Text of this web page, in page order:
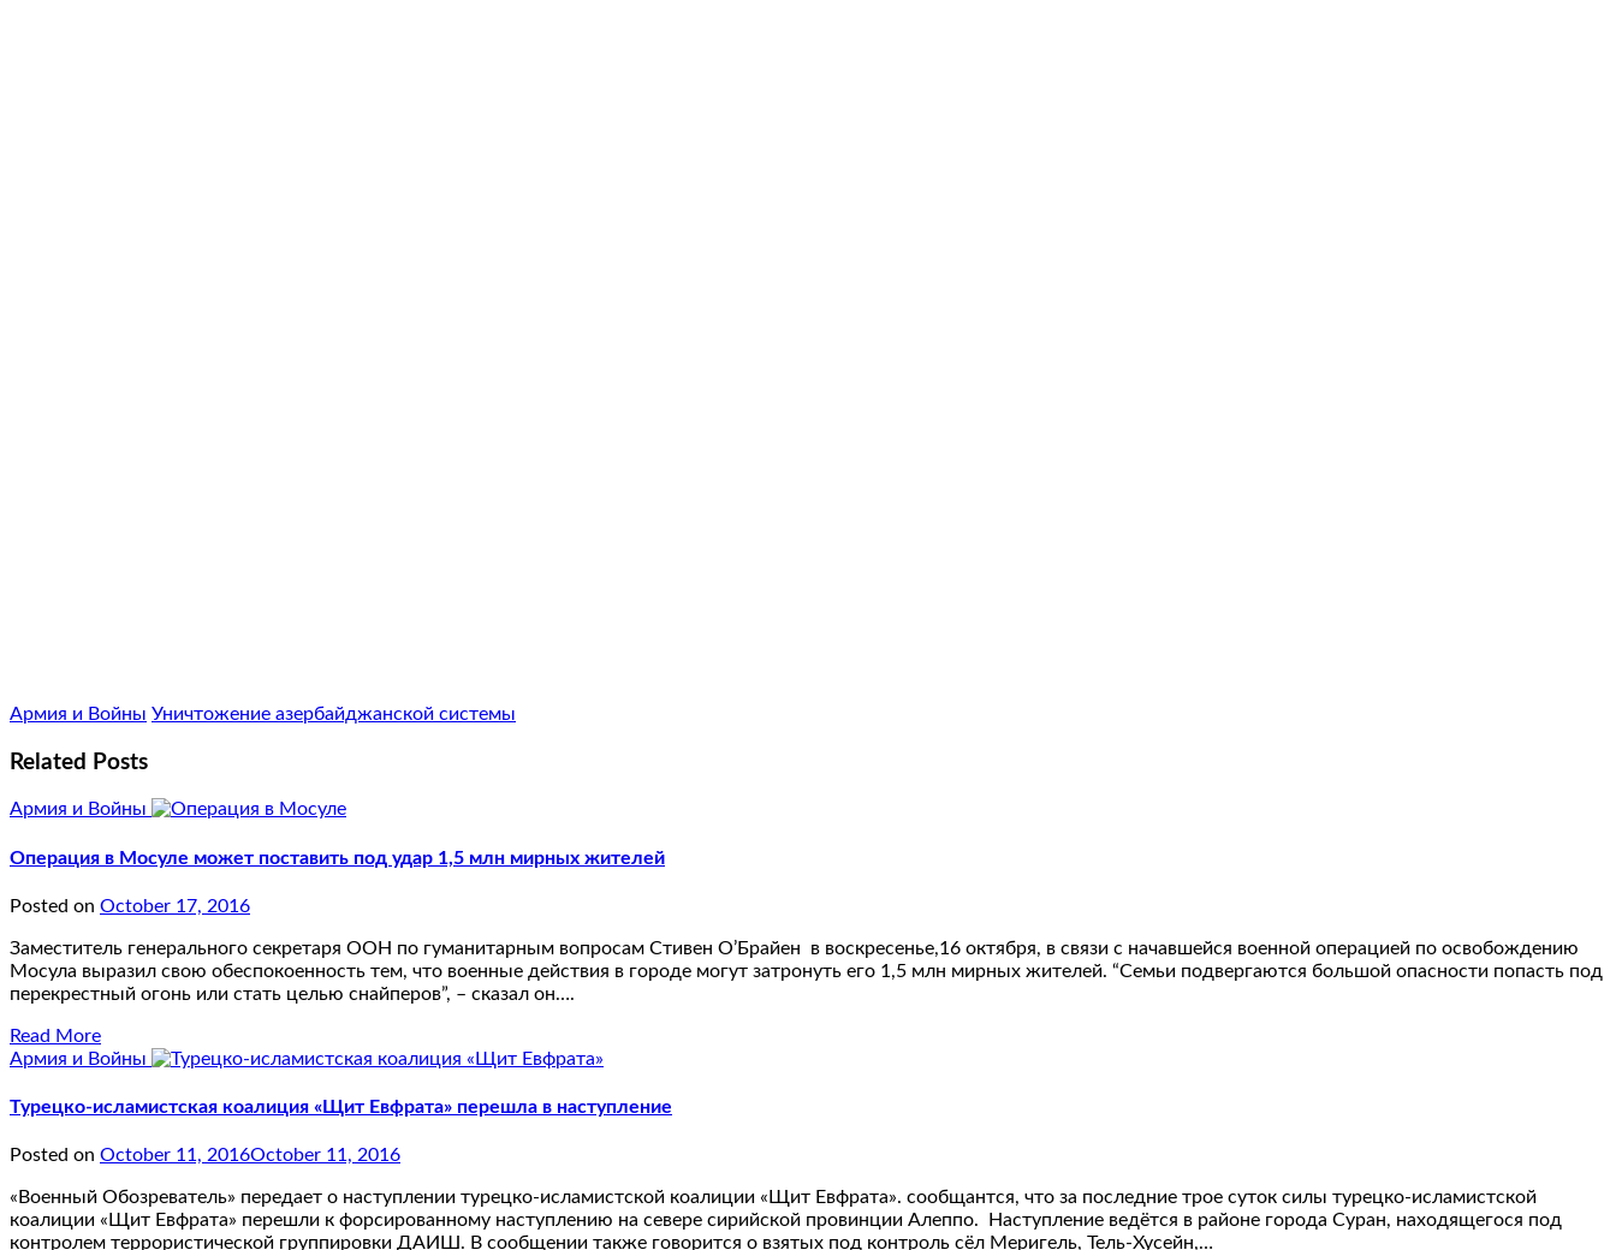
Армия и Войны Уничтожение азербайджанской системы
Related Posts
Армия и Войны
Операция в Мосуле может поставить под удар 1,5 млн мирных жителей
Posted on October 17, 2016
Заместитель генерального секретаря ООН по гуманитарным вопросам Стивен О’Брайен в воскресенье,16 октября, в связи с начавшейся военной операцией по освобождению
Мосула выразил свою обеспокоенность тем, что военные действия в городе могут затронуть его 1,5 млн мирных жителей. “Семьи подвергаются большой опасности попасть под
перекрестный огонь или стать целью снайперов”, – сказал он….
Read More
Армия и Войны
Турецко-исламистская коалиция «Щит Евфрата» перешла в наступление
Posted on October 11, 2016October 11, 2016
«Военный Обозреватель» передает о наступлении турецко-исламистской коалиции «Щит Евфрата». сообщантся, что за последние трое суток силы турецко-исламистской
коалиции «Щит Евфрата» перешли к форсированному наступлению на севере сирийской провинции Алеппо. Наступление ведётся в районе города Суран, находящегося под
контролем террористической группировки ДАИШ. В сообщении также говорится о взятых под контроль сёл Меригель, Тель-Хусейн,…